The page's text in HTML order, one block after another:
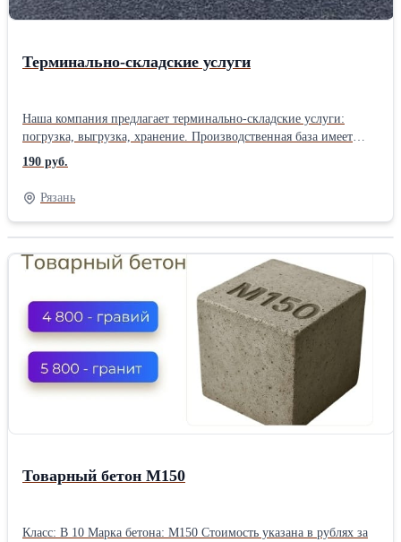
Терминально-складские услуги
Наша компания предлагает терминально-складские услуги:
погрузка, выгрузка, хранение. Производственная база имеет
открытые и закрытые площадки для хранения, спецтехнику для
производства погрузки/выгрузки любой сложности. Также
имеются собственные железнодорожные пути и повышенный
путь, в том числе. База расположена по адресу: Рязанская обл., г.
Рыбное, Железнодорожная территория, сооружение
190 руб.
Рязань
Товарный бетон М150
Класс: В 10 Марка бетона: М150 Стоимость указана в рублях за